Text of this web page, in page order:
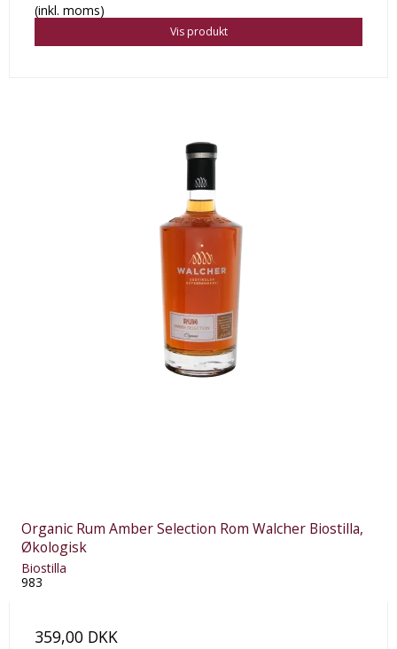
(inkl. moms)
Vis produkt
Organic Rum Amber Selection Rom Walcher Biostilla,
Økologisk
Biostilla
983
359,00 DKK